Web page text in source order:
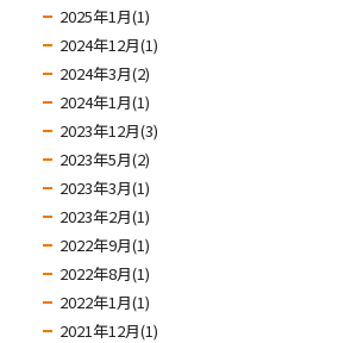
2025年1月(1)
2024年12月(1)
2024年3月(2)
2024年1月(1)
2023年12月(3)
2023年5月(2)
2023年3月(1)
2023年2月(1)
2022年9月(1)
2022年8月(1)
2022年1月(1)
2021年12月(1)